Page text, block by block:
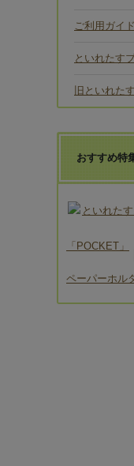
ご利用ガイド
といれたす
旧といれた
おすすめ特
といれた
「POCKET」
ペーパーホル